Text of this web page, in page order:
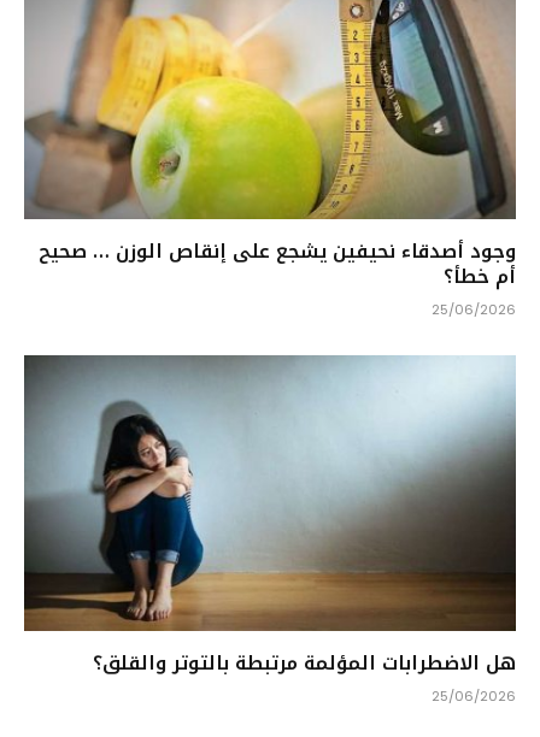
وجود أصدقاء نحيفين يشجع على إنقاص الوزن … صحيح
أم خطأ؟
25/06/2026
هل الاضطرابات المؤلمة مرتبطة بالتوتر والقلق؟
25/06/2026